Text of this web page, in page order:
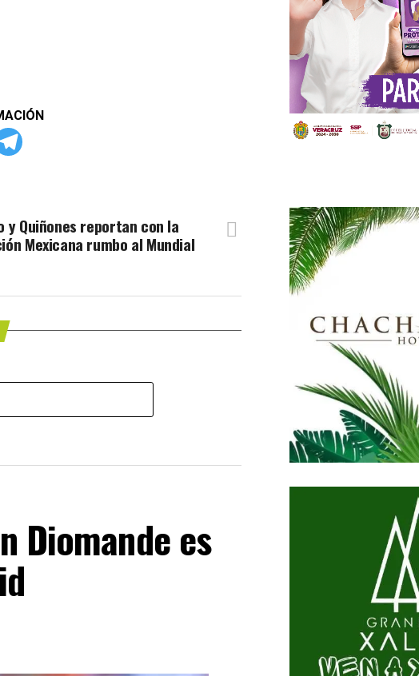
y Quiñones reportan con la
Mexicana rumbo al Mundial
Diomande es